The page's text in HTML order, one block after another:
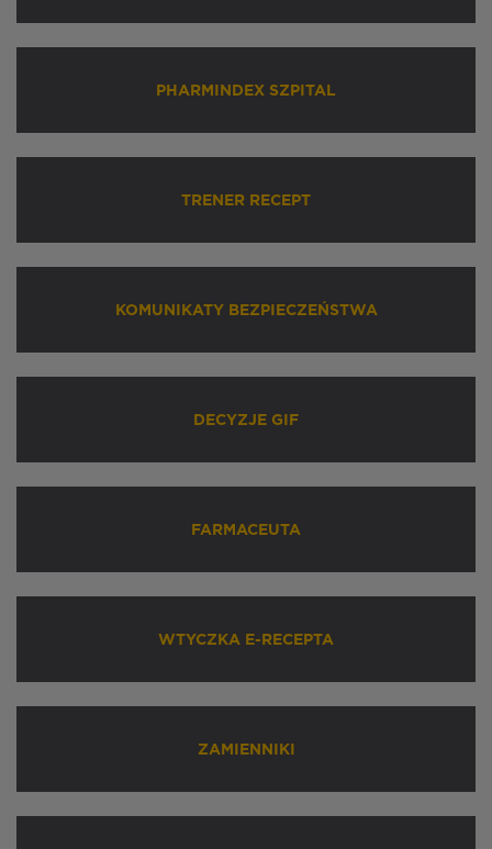
PHARMINDEX SZPITAL
TRENER RECEPT
KOMUNIKATY BEZPIECZEŃSTWA
DECYZJE GIF
FARMACEUTA
WTYCZKA E-RECEPTA
ZAMIENNIKI